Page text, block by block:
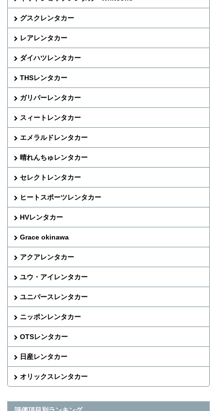
グスクレンタカー
レアレンタカー
ダイハツレンタカー
THSレンタカー
ガリバーレンタカー
スィートレンタカー
エメラルドレンタカー
晴れんちゅレンタカー
セレクトレンタカー
ヒートスポーツレンタカー
HVレンタカー
Grace okinawa
アクアレンタカー
ユウ・アイレンタカー
ユニバースレンタカー
ニッポンレンタカー
OTSレンタカー
日産レンタカー
オリックスレンタカー